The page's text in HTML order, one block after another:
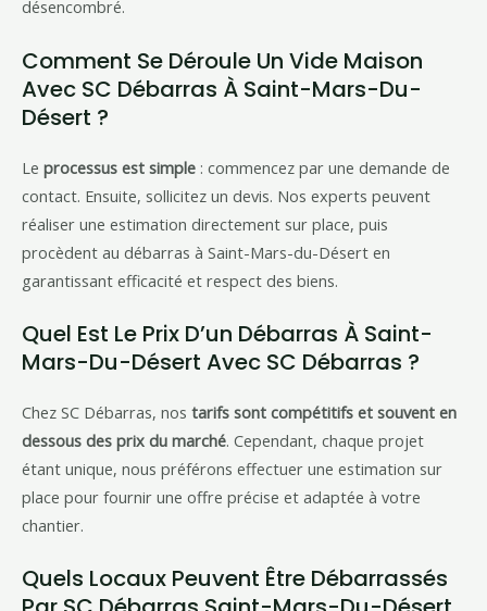
désencombré.
Comment Se Déroule Un Vide Maison
Avec SC Débarras À Saint-Mars-Du-
Désert ?
Le processus est simple : commencez par une demande de
contact. Ensuite, sollicitez un devis. Nos experts peuvent
réaliser une estimation directement sur place, puis
procèdent au débarras à Saint-Mars-du-Désert en
garantissant efficacité et respect des biens.
Quel Est Le Prix D’un Débarras À Saint-
Mars-Du-Désert Avec SC Débarras ?
Chez SC Débarras, nos tarifs sont compétitifs et souvent en
dessous des prix du marché. Cependant, chaque projet
étant unique, nous préférons effectuer une estimation sur
place pour fournir une offre précise et adaptée à votre
chantier.
Quels Locaux Peuvent Être Débarrassés